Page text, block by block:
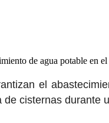
de agua potable en
el
cisternas durante